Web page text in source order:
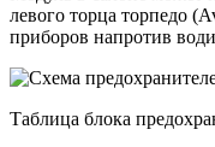
левого торца торпедо
приборов напротив
Таблица блока